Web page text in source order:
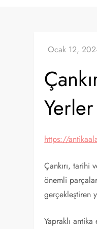
Yerler
https://
Çankırı, tarihi
önemli
gerçekleştiren
Yapraklı